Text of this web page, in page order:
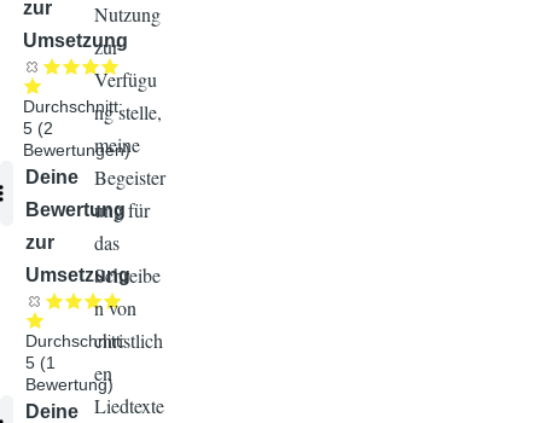
zur
Umsetzung
Durchschnitt:
5 (2
Bewertungen)
Audiodatei
Deine
Bewertung
zur
Umsetzung
Durchschnitt:
5 (1
Bewertung)
Audiodatei
Deine
Nutzung
zur
Verfügu
ng stelle,
meine
Begeister
ung für
das
Schreibe
n von
christlich
en
Liedtexte